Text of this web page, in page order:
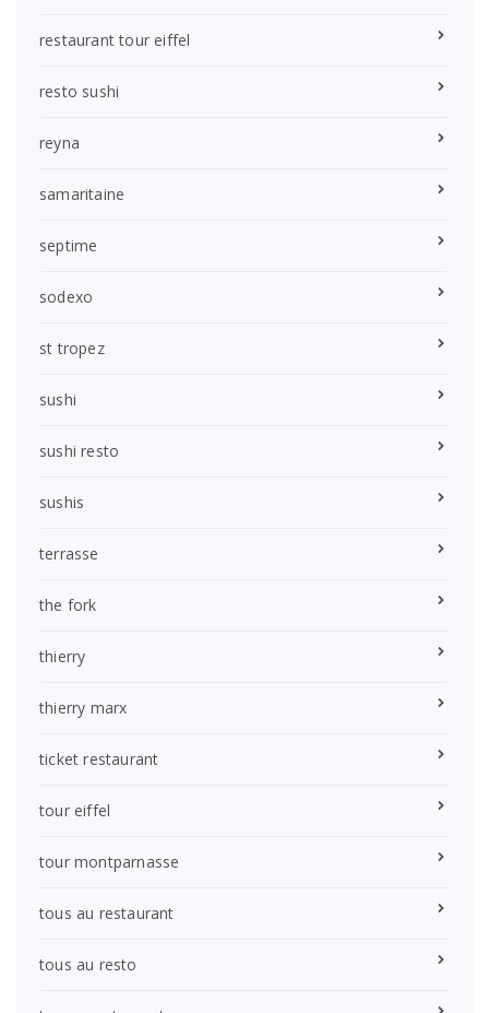
restaurant tour eiffel
resto sushi
reyna
samaritaine
septime
sodexo
st tropez
sushi
sushi resto
sushis
terrasse
the fork
thierry
thierry marx
ticket restaurant
tour eiffel
tour montparnasse
tous au restaurant
tous au resto